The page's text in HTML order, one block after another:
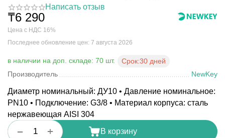
Написать отзыв
₸6 290
Цена с НДС 16%
Последнее обновление цен: 7 августа 2026
в наличии на доп. складе: 70 шт. Срок:30 дней
Производитель
NewKey
Диаметр номинальный: ДУ10 • Давление номинальное:
PN10 • Подключение: G3/8 • Материал корпуса: сталь
нержавеющая AISI 304
+
−
В корзину